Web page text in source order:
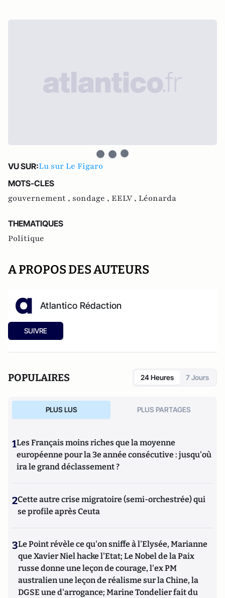
VU SUR:Lu sur Le Figaro
MOTS-CLES
gouvernement , sondage , EELV , Léonarda
THEMATIQUES
Politique
A PROPOS DES AUTEURS
Atlantico Rédaction
SUIVRE
POPULAIRES 24 Heures 7 Jours
PLUS LUS PLUS PARTAGES
1Les Français moins riches que la moyenne
européenne pour la 3e année consécutive : jusqu'où
ira le grand déclassement ?
2Cette autre crise migratoire (semi-orchestrée) qui
se profile après Ceuta
3Le Point révèle ce qu'on sniffe à l'Elysée, Marianne
que Xavier Niel hacke l'Etat; Le Nobel de la Paix
russe donne une leçon de courage, l'ex PM
australien une leçon de réalisme sur la Chine, la
DGSE une d'arrogance; Marine Tondelier fait du